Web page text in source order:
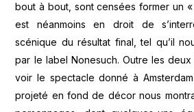
bout à bout, sont censées former un
est néanmoins en droit de
scénique du résultat final, tel qu’il
par le label Nonesuch. Outre les deux
voir le spectacle donné à
projeté en fond de décor nous